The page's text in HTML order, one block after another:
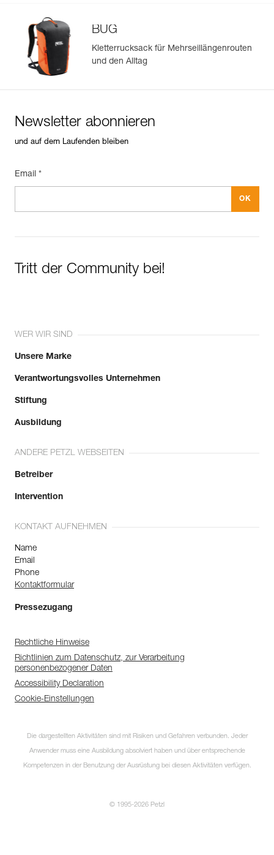
BUG
Kletterrucksack für Mehrseillängenrouten
und den Alltag
Newsletter abonnieren
und auf dem Laufenden bleiben
Email *
Tritt der Community bei!
WER WIR SIND
Unsere Marke
Verantwortungsvolles Unternehmen
Stiftung
Ausbildung
ANDERE PETZL WEBSEITEN
Betreiber
Intervention
KONTAKT AUFNEHMEN
Name
Email
Phone
Kontaktformular
Pressezugang
Rechtliche Hinweise
Richtlinien zum Datenschutz, zur Verarbeitung
personenbezogener Daten
Accessibility Declaration
Cookie-Einstellungen
Die dargestellten Aktivitäten sind mit Risiken und Gefahren verbunden. Jeder
Anwender muss eine Ausbildung absolviert haben und über entsprechende
Kompetenzen in der Benutzung der Ausrüstung bei diesen Aktivitäten verfügen.
© 1995-2026 Petzl